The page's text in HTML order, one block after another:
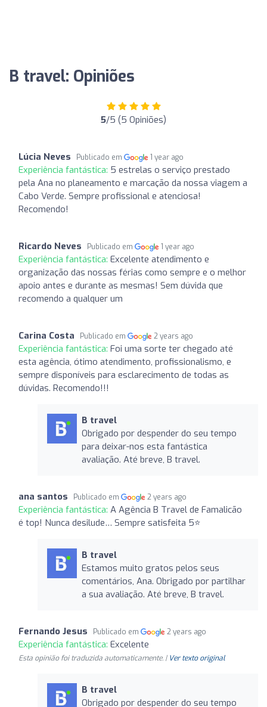
B travel: Opiniões
5/5 (5 Opiniões)
Lúcia Neves Publicado em 1 year ago
Experiência fantástica: 5 estrelas o serviço prestado
pela Ana no planeamento e marcação da nossa viagem a
Cabo Verde. Sempre profissional e atenciosa!
Recomendo!
Ricardo Neves Publicado em 1 year ago
Experiência fantástica: Excelente atendimento e
organização das nossas férias como sempre e o melhor
apoio antes e durante as mesmas! Sem dúvida que
recomendo a qualquer um
Carina Costa Publicado em 2 years ago
Experiência fantástica: Foi uma sorte ter chegado até
esta agência, ótimo atendimento, profissionalismo, e
sempre disponíveis para esclarecimento de todas as
dúvidas. Recomendo!!!
B travel
Obrigado por despender do seu tempo
para deixar-nos esta fantástica
avaliação. Até breve, B travel.
ana santos Publicado em 2 years ago
Experiência fantástica: A Agência B Travel de Famalicão
é top! Nunca desilude… Sempre satisfeita 5⭐️
B travel
Estamos muito gratos pelos seus
comentários, Ana. Obrigado por partilhar
a sua avaliação. Até breve, B travel.
Fernando Jesus Publicado em 2 years ago
Experiência fantástica: Excelente
Esta opinião foi traduzida automaticamente. | Ver texto original
B travel
Obrigado por despender do seu tempo